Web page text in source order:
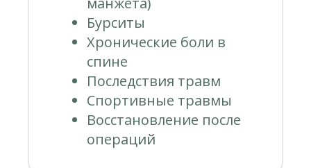
Бурситы
Хронические боли в
спине
Последствия травм
Спортивные травмы
Восстановление после
операций